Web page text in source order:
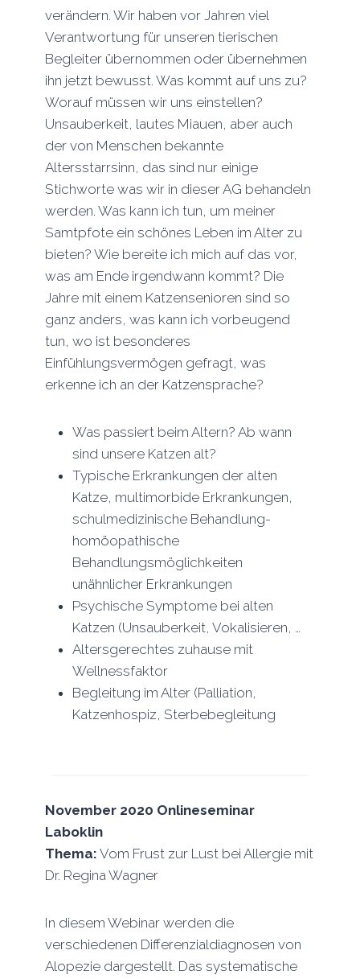
verändern. Wir haben vor Jahren viel
Verantwortung für unseren tierischen
Begleiter übernommen oder übernehmen
ihn jetzt bewusst. Was kommt auf uns zu?
Worauf müssen wir uns einstellen?
Unsauberkeit, lautes Miauen, aber auch
der von Menschen bekannte
Altersstarrsinn, das sind nur einige
Stichworte was wir in dieser AG behandeln
werden. Was kann ich tun, um meiner
Samtpfote ein schönes Leben im Alter zu
bieten? Wie bereite ich mich auf das vor,
was am Ende irgendwann kommt? Die
Jahre mit einem Katzensenioren sind so
ganz anders, was kann ich vorbeugend
tun, wo ist besonderes
Einfühlungsvermögen gefragt, was
erkenne ich an der Katzensprache?
Was passiert beim Altern? Ab wann
sind unsere Katzen alt?
Typische Erkrankungen der alten
Katze, multimorbide Erkrankungen,
schulmedizinische Behandlung-
homöopathische
Behandlungsmöglichkeiten
unähnlicher Erkrankungen
Psychische Symptome bei alten
Katzen (Unsauberkeit, Vokalisieren, …
Altersgerechtes zuhause mit
Wellnessfaktor
Begleitung im Alter (Palliation,
Katzenhospiz, Sterbebegleitung
November 2020 Onlineseminar
Laboklin
Thema: Vom Frust zur Lust bei Allergie mit
Dr. Regina Wagner
In diesem Webinar werden die
verschiedenen Differenzialdiagnosen von
Alopezie dargestellt. Das systematische